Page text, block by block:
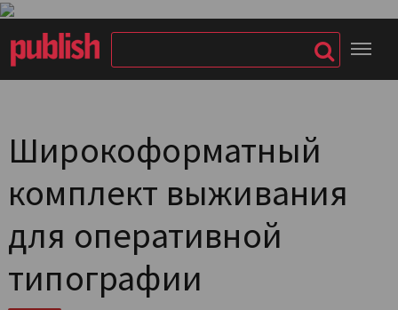
Широкоформатный
комплект выживания
для оперативной
типографии